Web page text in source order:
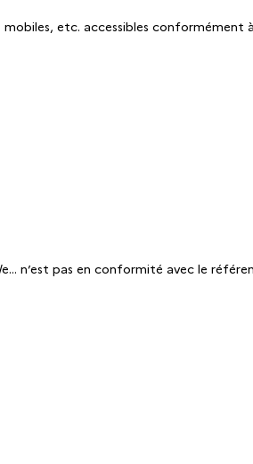
etc. accessibles
n’est pas en conformité avec le